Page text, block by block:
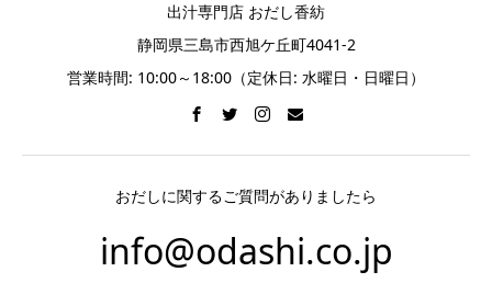
出汁専門店 おだし香紡
静岡県三島市西旭ケ丘町4041-2
営業時間: 10:00～18:00（定休日: 水曜日・日曜日）
おだしに関するご質問がありましたら
info@odashi.co.jp